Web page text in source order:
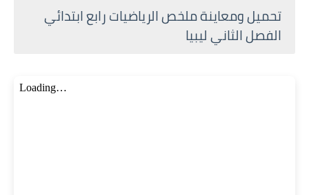
تحميل ومعاينة ملخص الرياضيات رابع ابتدائي
الفصل الثاني ليبيا